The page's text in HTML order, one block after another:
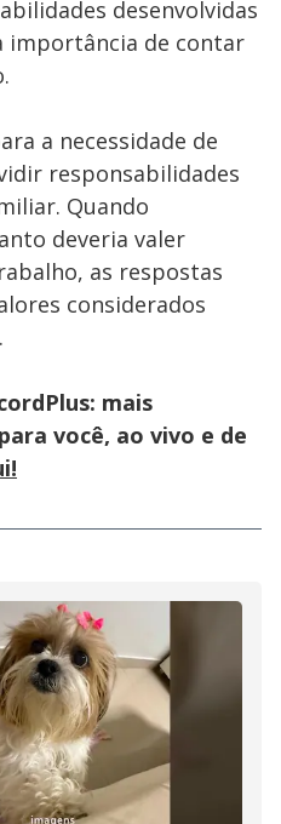
desenvolvidas
importância de contar
a necessidade de
responsabilidades
Quando
deveria valer
as respostas
considerados
mais
você, ao vivo e de